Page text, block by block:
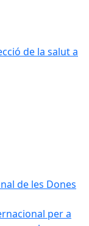
de la salut a
de les Dones
per a